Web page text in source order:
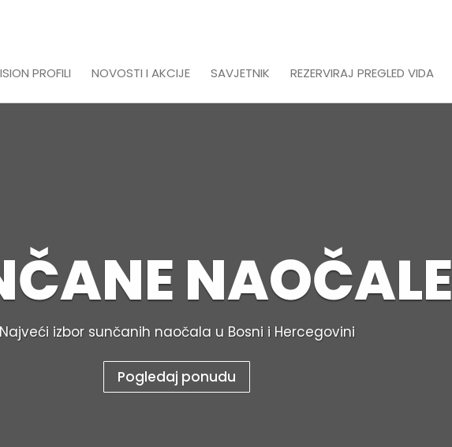
PROFILI NOVOSTI I AKCIJE SAVJETNIK REZERVIRAJ PREGLED VIDA
NAOČALE
Najveći izbor sunčanih naočala u Bosni i Hercegovini
Pogledaj ponudu